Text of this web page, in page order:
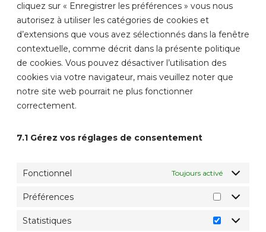
cliquez sur « Enregistrer les préférences » vous nous
autorisez à utiliser les catégories de cookies et
d’extensions que vous avez sélectionnés dans la fenêtre
contextuelle, comme décrit dans la présente politique
de cookies. Vous pouvez désactiver l’utilisation des
cookies via votre navigateur, mais veuillez noter que
notre site web pourrait ne plus fonctionner
correctement.
7.1 Gérez vos réglages de consentement
Fonctionnel Toujours activé
Préférences
Statistiques